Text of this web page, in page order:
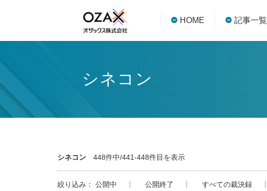
HOME 記事一覧
シネコン
シネコン 448件中/441-448件目を表示
絞り込み： 公開中 公開終了
すべての裁決録